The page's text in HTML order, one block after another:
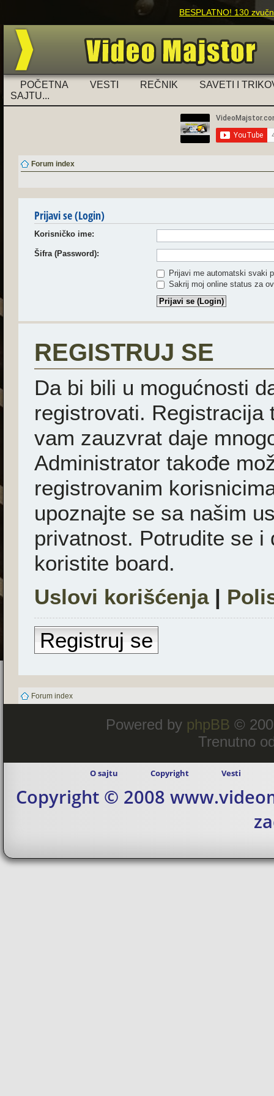
BESPLATNO! 130
POČETNA VESTI REČNIK
SAVETI I
SAJTU...
Forum index
Prijavi se (Login)
Korisničko ime:
Šifra (Password):
Prijavi me automatski svaki
Sakrij moj online status za
REGISTRUJ SE
Da bi bili u mogućnosti
registrovati. Registracija
vam zauzvrat daje
Administrator takođe
registrovanim
upoznajte se sa našim
privatnost. Potrudite se
koristite board.
Uslovi korišćenja|
Registruj se
Forum index
Powered by phpBB ©
Trenutno
O sajtu Copyright Vesti
Copyright © 2008